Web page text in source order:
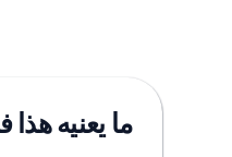
ما يعنيه